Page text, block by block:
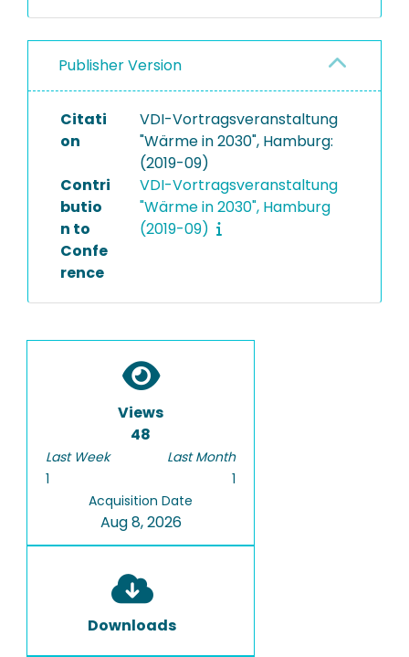
Publisher Version
Citati
on
VDI-Vortragsveranstaltung
"Wärme in 2030", Hamburg:
(2019-09)
Contri
butio
n to
Confe
rence
VDI-Vortragsveranstaltung
"Wärme in 2030", Hamburg
(2019-09)
Views
48
Last Week
1
Last Month
1
Acquisition Date
Aug 8, 2026
Downloads